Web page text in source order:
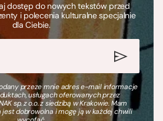
dostęp do nowych tekstów przed
i polecenia kulturalne specjalnie
dla Ciebie.
przeze mnie adres e-mail informacje
usługach oferowanych przez
sp. z o.o. z siedzibą w Krakowie. Mam
jest dobrowolna i mogę ją w każdej chwili